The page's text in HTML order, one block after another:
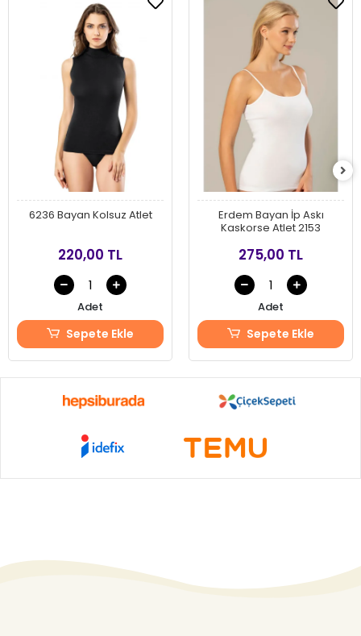
6236 Bayan Kolsuz Atlet
220,00 TL
Adet
Sepete Ekle
Erdem Bayan İp Askı
Kaskorse Atlet 2153
275,00 TL
Adet
Sepete Ekle